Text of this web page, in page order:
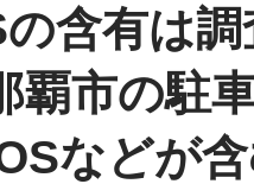
含有は調
市の駐
などが